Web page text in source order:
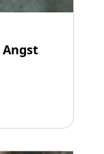
Angst